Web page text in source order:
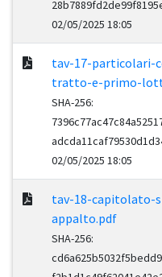
02/05/2025 18:05
tav-17-particolari-
tratto-e-primo-
SHA-256:
02/05/2025 18:05
tav-18-capitolato-
appalto.pdf
SHA-256: